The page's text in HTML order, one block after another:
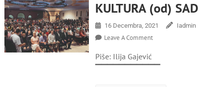
KULTURA (od) SAD
16 Decembra, 2021 Iadmin
Leave A CommentOn
SAD
Piše: Ilija Gajević